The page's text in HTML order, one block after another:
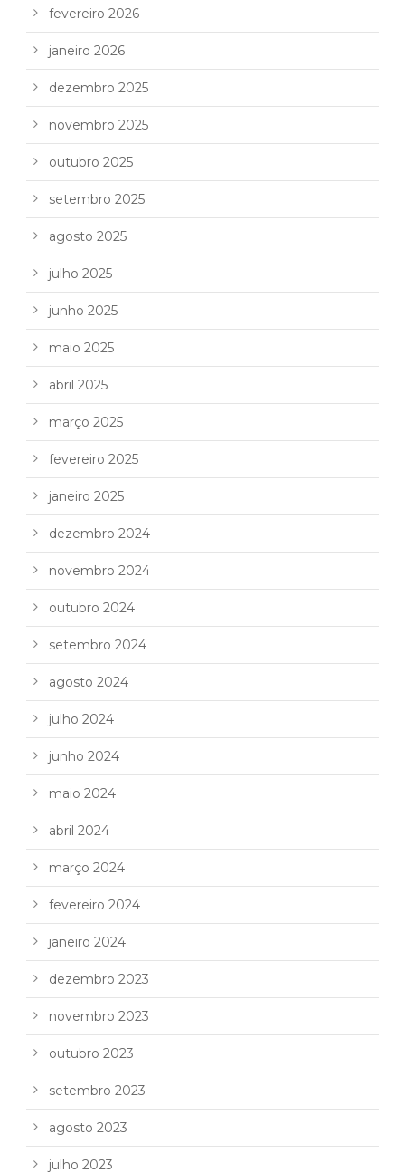
fevereiro 2026
janeiro 2026
dezembro 2025
novembro 2025
outubro 2025
setembro 2025
agosto 2025
julho 2025
junho 2025
maio 2025
abril 2025
março 2025
fevereiro 2025
janeiro 2025
dezembro 2024
novembro 2024
outubro 2024
setembro 2024
agosto 2024
julho 2024
junho 2024
maio 2024
abril 2024
março 2024
fevereiro 2024
janeiro 2024
dezembro 2023
novembro 2023
outubro 2023
setembro 2023
agosto 2023
julho 2023